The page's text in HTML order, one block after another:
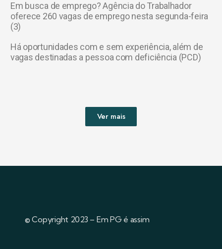
Em busca de emprego? Agência do Trabalhador
oferece 260 vagas de emprego nesta segunda-feira
(3)
Há oportunidades com e sem experiência, além de
vagas destinadas a pessoa com deficiência (PCD)
Ver mais
© Copyright 2023 – Em PG é assim